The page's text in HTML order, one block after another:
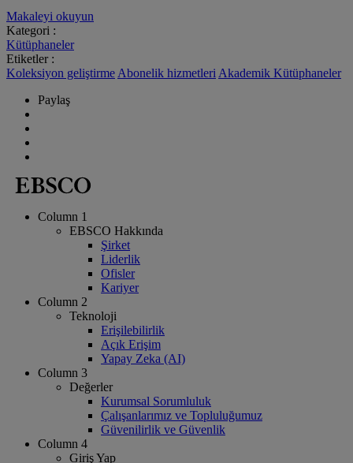
Makaleyi okuyun
Kategori :
Kütüphaneler
Etiketler :
Koleksiyon geliştirmeAbonelik hizmetleriAkademik Kütüphaneler
Paylaş
Column 1
EBSCO Hakkında
Şirket
Liderlik
Ofisler
Kariyer
Column 2
Teknoloji
Erişilebilirlik
Açık Erişim
Yapay Zeka (AI)
Column 3
Değerler
Kurumsal Sorumluluk
Çalışanlarımız ve Topluluğumuz
Güvenilirlik ve Güvenlik
Column 4
Giriş Yap